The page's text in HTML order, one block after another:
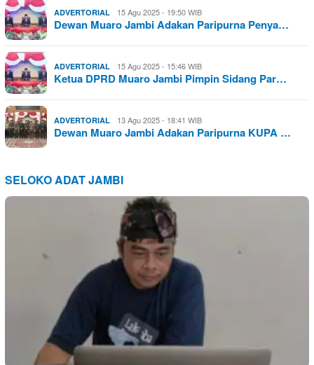
ADVERTORIAL 15 Agu 2025 - 19:50 WIB
Dewan Muaro Jambi Adakan Paripurna Penya…
ADVERTORIAL 15 Agu 2025 - 15:46 WIB
Ketua DPRD Muaro Jambi Pimpin Sidang Par…
ADVERTORIAL 13 Agu 2025 - 18:41 WIB
Dewan Muaro Jambi Adakan Paripurna KUPA …
SELOKO ADAT JAMBI